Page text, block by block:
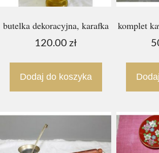
butelka dekoracyjna, karafka
120.00 zł
Dodaj do koszyka
komplet